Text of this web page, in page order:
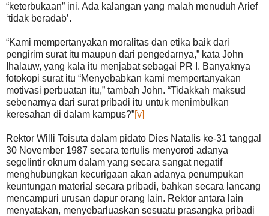
“keterbukaan” ini. Ada kalangan yang malah menuduh Arief
‘tidak beradab’.
“Kami mempertanyakan moralitas dan etika baik dari
pengirim surat itu maupun dari pengedarnya,” kata John
Ihalauw, yang kala itu menjabat sebagai PR I. Banyaknya
fotokopi surat itu “Menyebabkan kami mempertanyakan
motivasi perbuatan itu,” tambah John. “Tidakkah maksud
sebenarnya dari surat pribadi itu untuk menimbulkan
keresahan di dalam kampus?”[v]
Rektor Willi Toisuta dalam pidato Dies Natalis ke-31 tanggal
30 November 1987 secara tertulis menyoroti adanya
segelintir oknum dalam yang secara sangat negatif
menghubungkan kecurigaan akan adanya penumpukan
keuntungan material secara pribadi, bahkan secara lancang
mencampuri urusan dapur orang lain. Rektor antara lain
menyatakan, menyebarluaskan sesuatu prasangka pribadi